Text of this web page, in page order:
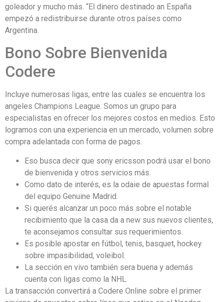
goleador y mucho más. “El dinero destinado an España
empezó a redistribuirse durante otros países como
Argentina.
Bono Sobre Bienvenida
Codere
Incluye numerosas ligas, entre las cuales se encuentra los
angeles Champions League. Somos un grupo para
especialistas en ofrecer los mejores costos en medios. Esto
logramos con una experiencia en un mercado, volumen sobre
compra adelantada con forma de pagos.
Eso busca decir que sony ericsson podrá usar el bono
de bienvenida y otros servicios más.
Como dato de interés, es la odaie de apuestas formal
del equipo Genuine Madrid.
Si querés alcanzar un poco más sobre el notable
recibimiento que la casa da a new sus nuevos clientes,
te aconsejamos consultar sus requerimientos.
Es posible apostar en fútbol, tenis, basquet, hockey
sobre impasibilidad, voleibol.
La sección en vivo también sera buena y además
cuenta con ligas como la NHL.
La transacción convertirá a Codere Online sobre el primer